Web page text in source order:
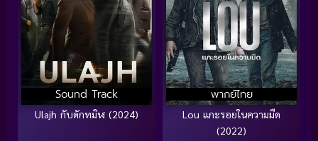
Sound Track
Ulajh กับดักทมิฬ (2024)
พากย์ไทย
Lou แกะรอยในความมืด
(2022)